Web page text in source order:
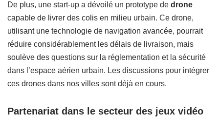
De plus, une start-up a dévoilé un prototype de drone
capable de livrer des colis en milieu urbain. Ce drone,
utilisant une technologie de navigation avancée, pourrait
réduire considérablement les délais de livraison, mais
soulève des questions sur la réglementation et la sécurité
dans l’espace aérien urbain. Les discussions pour intégrer
ces drones dans nos villes sont déjà en cours.
Partenariat dans le secteur des jeux vidéo